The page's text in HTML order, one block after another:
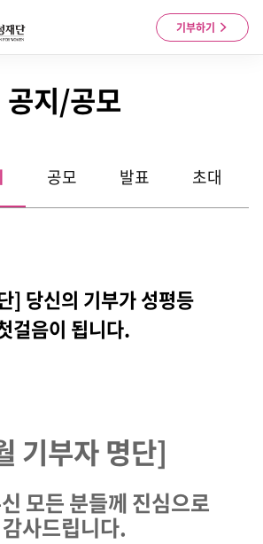
기부하기
공지/공모
공모 발표 초대
] 당신의 기부가 성평등
걸음이 됩니다.
기부자 명단]
모든 분들께 진심으로
감사드립니다.